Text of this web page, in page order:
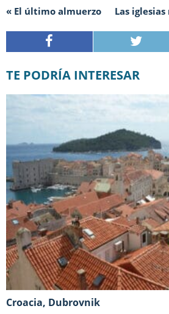
« El último almuerzo Las
TE PODRÍA INTERESAR
Croacia, Dubrovnik